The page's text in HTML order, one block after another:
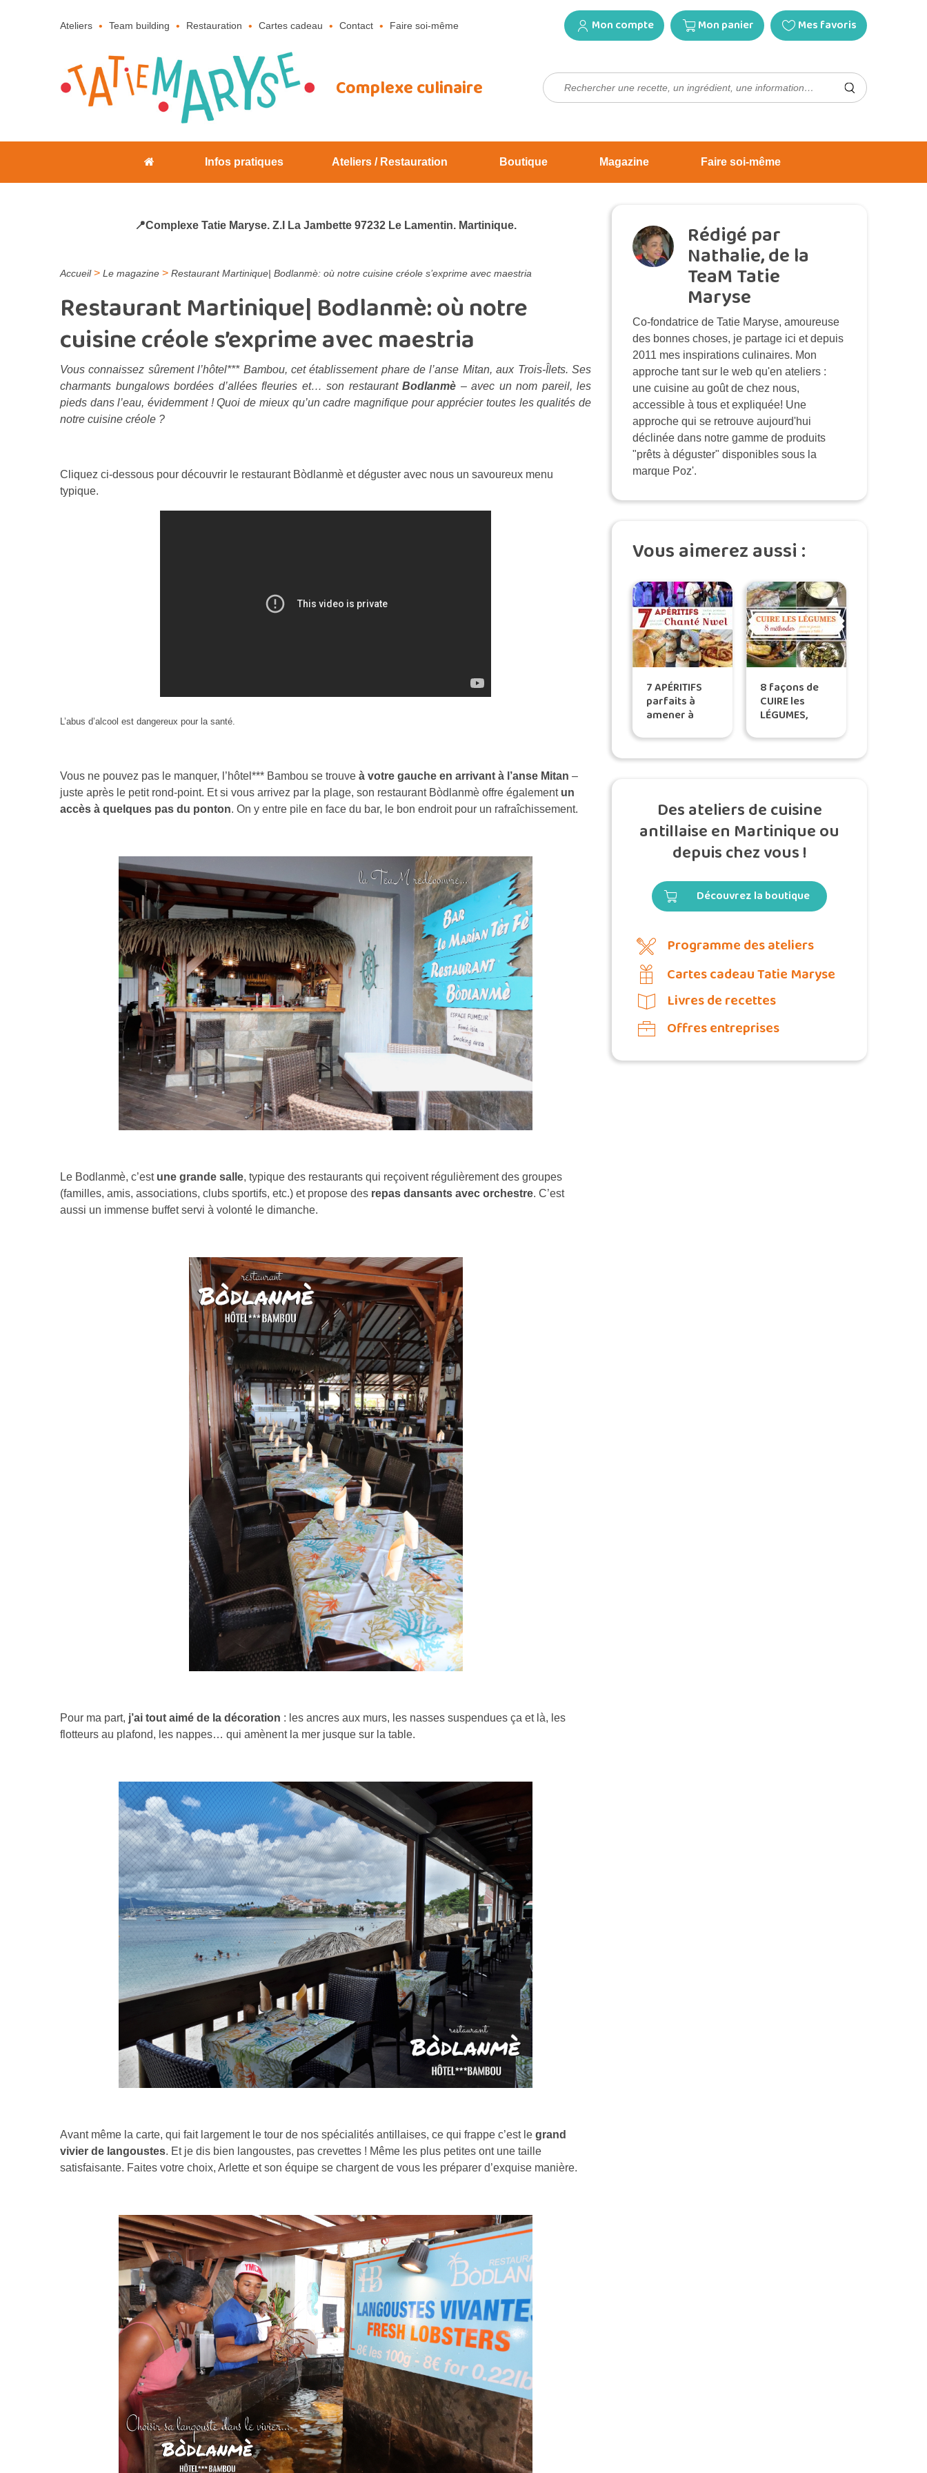
Ateliers Team building Restauration Cartes cadeau Contact Faire soi-même Mon compte Mon panier Mes favoris
Complexe culinaire Rechercher :
Infos pratiques Ateliers / Restauration Boutique Magazine Faire soi-même
📍Complexe Tatie Maryse. Z.I La Jambette 97232 Le Lamentin. Martinique.
Accueil> Le magazine > Restaurant Martinique| Bodlanmè: où notre cuisine créole s’exprime avec maestria
Restaurant Martinique| Bodlanmè: où notre
cuisine créole s’exprime avec maestria
Vous connaissez sûrement l’hôtel*** Bambou, cet établissement phare de l’anse Mitan, aux Trois-Îlets. Ses
charmants bungalows bordées d’allées fleuries et… son restaurant Bodlanmè – avec un nom pareil, les
pieds dans l’eau, évidemment ! Quoi de mieux qu’un cadre magnifique pour apprécier toutes les qualités de
notre cuisine créole ?
Cliquez ci-dessous pour découvrir le restaurant Bòdlanmè et déguster avec nous un savoureux menu
typique.
L’abus d’alcool est dangereux pour la santé.
Vous ne pouvez pas le manquer, l’hôtel*** Bambou se trouve à votre gauche en arrivant à l’anse Mitan –
juste après le petit rond-point. Et si vous arrivez par la plage, son restaurant Bòdlanmè offre également un
accès à quelques pas du ponton. On y entre pile en face du bar, le bon endroit pour un rafraîchissement.
Le Bodlanmè, c’est une grande salle, typique des restaurants qui reçoivent régulièrement des groupes
(familles, amis, associations, clubs sportifs, etc.) et propose des repas dansants avec orchestre. C’est
aussi un immense buffet servi à volonté le dimanche.
Pour ma part, j’ai tout aimé de la décoration : les ancres aux murs, les nasses suspendues ça et là, les
flotteurs au plafond, les nappes… qui amènent la mer jusque sur la table.
Avant même la carte, qui fait largement le tour de nos spécialités antillaises, ce qui frappe c’est le grand
vivier de langoustes. Et je dis bien langoustes, pas crevettes ! Même les plus petites ont une taille
satisfaisante. Faites votre choix, Arlette et son équipe se chargent de vous les préparer d’exquise manière.
Rédigé par
Nathalie, de la
TeaM Tatie
Maryse
Co-fondatrice de Tatie Maryse, amoureuse
des bonnes choses, je partage ici et depuis
2011 mes inspirations culinaires. Mon
approche tant sur le web qu'en ateliers :
une cuisine au goût de chez nous,
accessible à tous et expliquée! Une
approche qui se retrouve aujourd'hui
déclinée dans notre gamme de produits
"prêts à déguster" disponibles sous la
marque Poz'.
Vous aimerez aussi :
7 APÉRITIFS
parfaits à
amener à
prochain
CHANTÉ NWEL
8 façons de
CUIRE les
LÉGUMES,
jamais
s’ennuyer en
Des ateliers de cuisine
antillaise en Martinique ou
depuis chez vous !
Découvrez la boutique
Programme des ateliers
Cartes cadeau Tatie Maryse
Livres de recettes
Offres entreprises